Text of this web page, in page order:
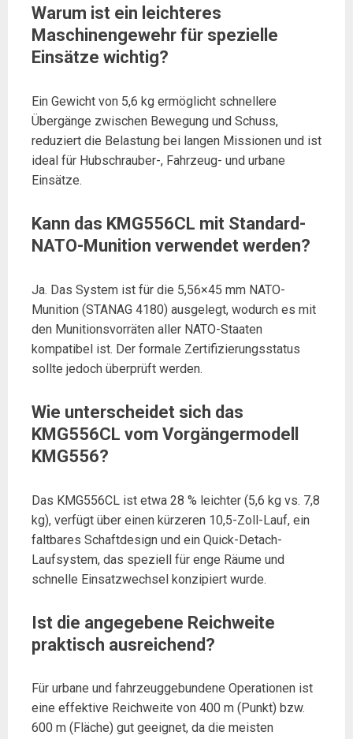
Warum ist ein leichteres
Maschinengewehr für spezielle
Einsätze wichtig?
Ein Gewicht von 5,6 kg ermöglicht schnellere
Übergänge zwischen Bewegung und Schuss,
reduziert die Belastung bei langen Missionen und ist
ideal für Hubschrauber-, Fahrzeug- und urbane
Einsätze.
Kann das KMG556CL mit Standard-
NATO-Munition verwendet werden?
Ja. Das System ist für die 5,56×45 mm NATO-
Munition (STANAG 4180) ausgelegt, wodurch es mit
den Munitionsvorräten aller NATO-Staaten
kompatibel ist. Der formale Zertifizierungsstatus
sollte jedoch überprüft werden.
Wie unterscheidet sich das
KMG556CL vom Vorgängermodell
KMG556?
Das KMG556CL ist etwa 28 % leichter (5,6 kg vs. 7,8
kg), verfügt über einen kürzeren 10,5-Zoll-Lauf, ein
faltbares Schaftdesign und ein Quick-Detach-
Laufsystem, das speziell für enge Räume und
schnelle Einsatzwechsel konzipiert wurde.
Ist die angegebene Reichweite
praktisch ausreichend?
Für urbane und fahrzeuggebundene Operationen ist
eine effektive Reichweite von 400 m (Punkt) bzw.
600 m (Fläche) gut geeignet, da die meisten